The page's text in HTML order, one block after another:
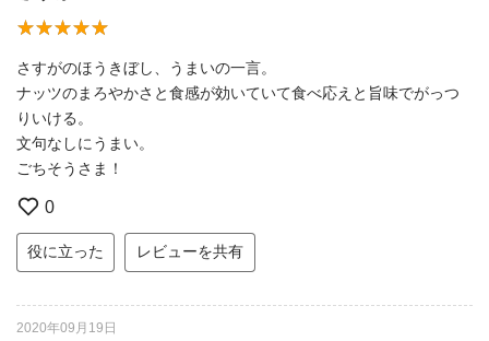
さすがのほうきぼし、うまいの一言。
ナッツのまろやかさと食感が効いていて食べ応えと旨味でがっつ
りいける。
文句なしにうまい。
ごちそうさま！
0
役に立った レビューを共有
2020年09月19日